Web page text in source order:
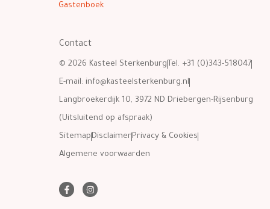
Gastenboek
Contact
© 2026 Kasteel Sterkenburg Tel. +31 (0)343-518047
E-mail: info@kasteelsterkenburg.nl
Langbroekerdijk 10, 3972 ND Driebergen-Rijsenburg
(Uitsluitend op afspraak)
Sitemap Disclaimer Privacy & Cookies
Algemene voorwaarden
F
a
I
n